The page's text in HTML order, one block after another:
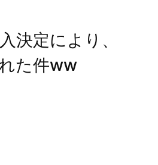
決定により、
た件ww